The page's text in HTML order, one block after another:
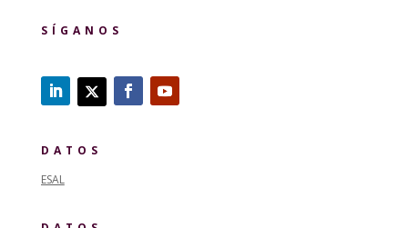
SÍGANOS
DATOS
ESAL